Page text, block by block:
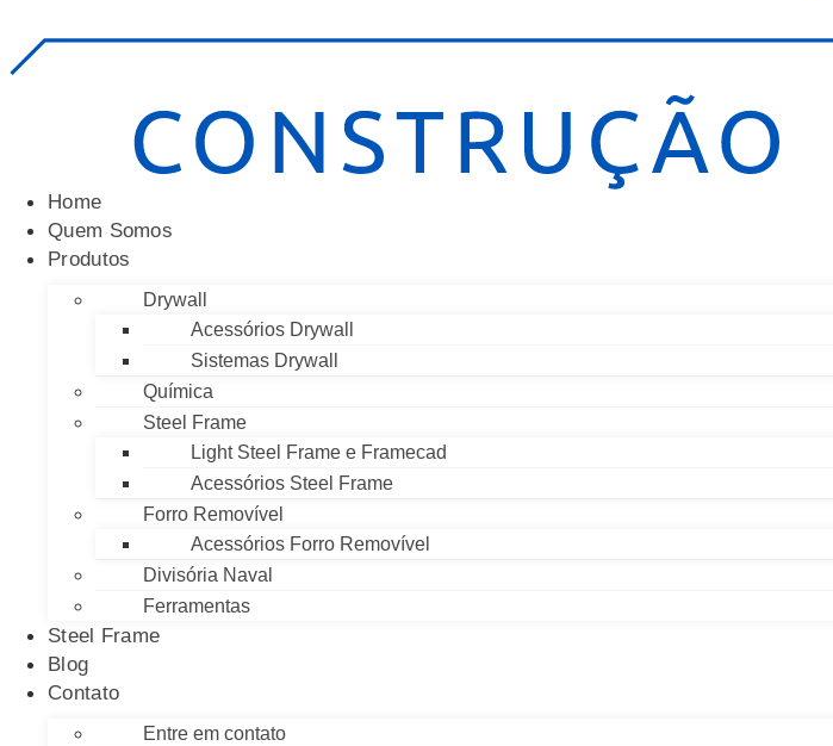
Home
Quem Somos
Produtos
Drywall
Acessórios Drywall
Sistemas Drywall
Química
Steel Frame
Light Steel Frame e Framecad
Acessórios Steel Frame
Forro Removível
Acessórios Forro Removível
Divisória Naval
Ferramentas
Steel Frame
Blog
Contato
Entre em contato